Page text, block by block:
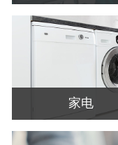
家电